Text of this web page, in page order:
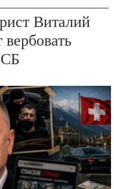
Виталий